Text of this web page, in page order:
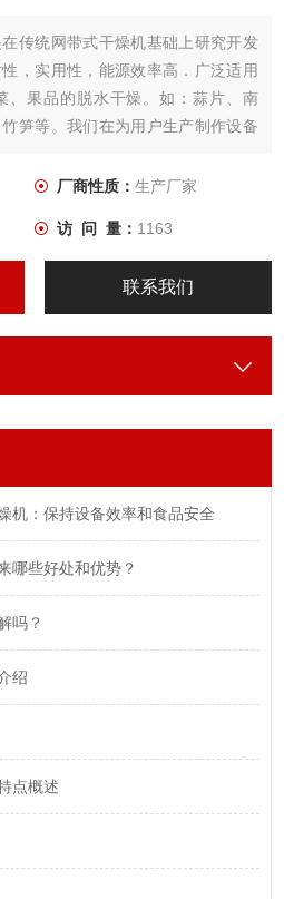
传统网带式干燥机基础上研究开发
，实用性，能源效率高．广泛适用
、果品的脱水干燥。如：蒜片、南
笋等。我们在为用户生产制作设备
Z适用．品质Z佳的蔬菜干燥设备。
厂商性质： 生产厂家
访 问 量： 1163
联系我们
机：保持设备效率和食品安全
哪些好处和优势？
吗？
绍
点概述